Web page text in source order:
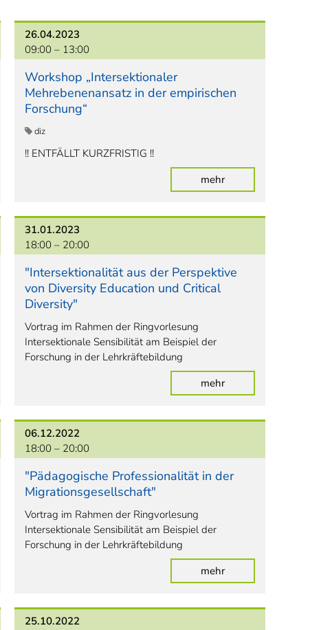
26.04.2023
09:00 – 13:00
Workshop „Intersektionaler
Mehrebenenansatz in der empirischen
Forschung“
diz
!! ENTFÄLLT KURZFRISTIG !!
mehr
31.01.2023
18:00 – 20:00
"Intersektionalität aus der Perspektive
von Diversity Education und Critical
Diversity"
Vortrag im Rahmen der Ringvorlesung
Intersektionale Sensibilität am Beispiel der
Forschung in der Lehrkräftebildung
mehr
06.12.2022
18:00 – 20:00
"Pädagogische Professionalität in der
Migrationsgesellschaft"
Vortrag im Rahmen der Ringvorlesung
Intersektionale Sensibilität am Beispiel der
Forschung in der Lehrkräftebildung
mehr
25.10.2022